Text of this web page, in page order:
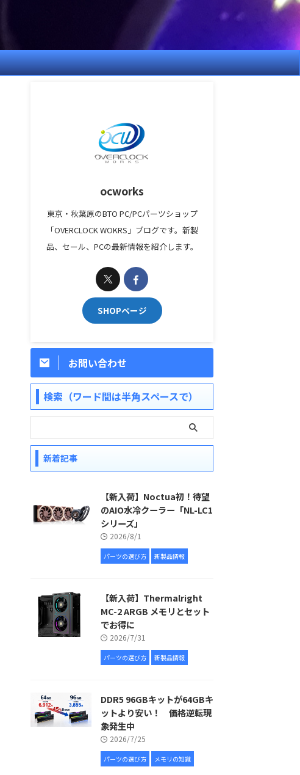
ocworks
東京・秋葉原のBTO PC/PCパーツショップ
「OVERCLOCK WOKRS」ブログです。新製
品、セール、PCの最新情報を紹介します。
SHOPページ
お問い合わせ
検索（ワード間は半角スペースで）
新着記事
【新入荷】Noctua初！待望
のAIO水冷クーラー「NL-LC1
シリーズ」
2026/8/1
パーツの選び方 新製品情報
【新入荷】Thermalright
MC-2 ARGB メモリとセット
でお得に
2026/7/31
パーツの選び方 新製品情報
DDR5 96GBキットが64GBキ
ットより安い！ 価格逆転現
象発生中
2026/7/25
パーツの選び方 メモリの知識